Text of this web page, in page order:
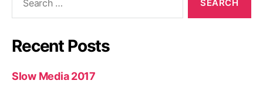
Recent Posts
Slow Media 2017